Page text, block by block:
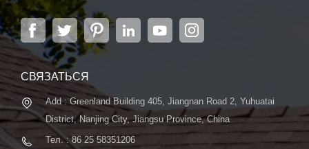
элементов, солнечных модулей и солнечных
энергетических систем. Компания, расположенная
в Нанкине, столице провинции Цзянсу, на площади
6000 м2, может похвастаться передовой
автоматической системой ...
СВЯЗАТЬСЯ
Add : Greenland Building 405, Jiangnan Road 2, Yuhuatai
District, Nanjing City, Jiangsu Province, China
Тел. : 86 25 58351206